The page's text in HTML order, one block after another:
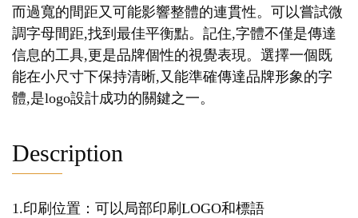
而過寬的間距又可能影響整體的連貫性。可以嘗試微
調字母間距,找到最佳平衡點。記住,字體不僅是傳達
信息的工具,更是品牌個性的視覺表現。選擇一個既
能在小尺寸下保持清晰,又能準確傳達品牌形象的字
體,是logo設計成功的關鍵之一。
Description
1.印刷位置：可以局部印刷LOGO和標語